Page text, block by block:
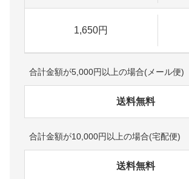
1,650円
合計金額が5,000円以上の場合(メール便)
送料無料
合計金額が10,000円以上の場合(宅配便)
送料無料